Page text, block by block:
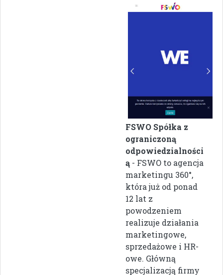
FSWO Spółka z
ograniczoną
odpowiedzialności
ą - FSWO to agencja
marketingu 360°,
która już od ponad
12 lat z
powodzeniem
realizuje działania
marketingowe,
sprzedażowe i HR-
owe. Główną
specjalizacją firmy